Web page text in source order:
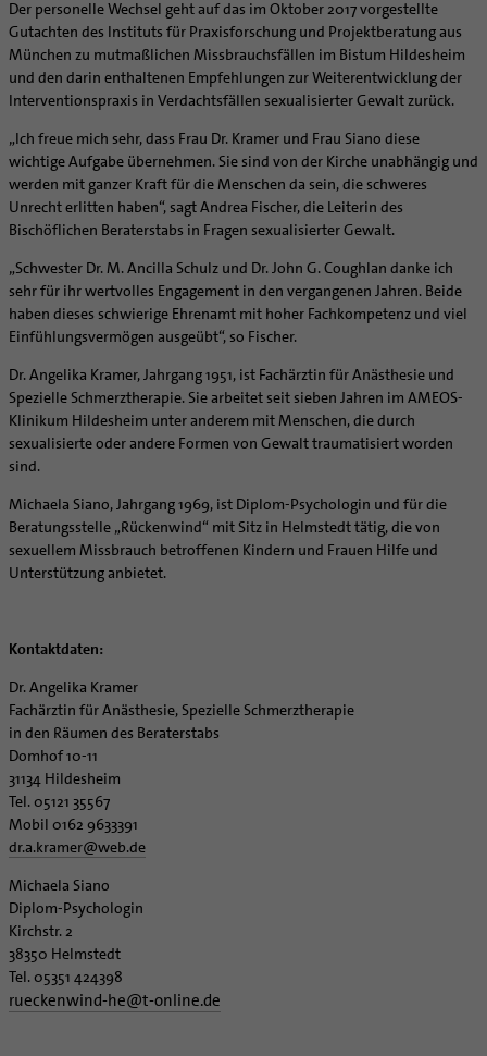
Ehe - Familie - Geschlechtergerechtigkeit
Kategoriale und Diakonale Seelsorge
Notfall
Polizei- und Feuerwehr
Schule
Gefängnisseelsorge
Segensorte
Veranstaltungen
Supervision
Coaching
Aufbrüche in der Kirche
Ehrenamtliche
Verwaltungsbeauftragte / Verwaltungsleitungen in
Pfarrgemeinden
Der personelle Wechsel geht auf das im Oktober 2017 vorgestellte
Gutachten des Instituts für Praxisforschung und Projektberatung aus
München zu mutmaßlichen Missbrauchsfällen im Bistum Hildesheim
und den darin enthaltenen Empfehlungen zur Weiterentwicklung der
Interventionspraxis in Verdachtsfällen sexualisierter Gewalt zurück.
„Ich freue mich sehr, dass Frau Dr. Kramer und Frau Siano diese
wichtige Aufgabe übernehmen. Sie sind von der Kirche unabhängig und
werden mit ganzer Kraft für die Menschen da sein, die schweres
Unrecht erlitten haben“, sagt Andrea Fischer, die Leiterin des
Bischöflichen Beraterstabs in Fragen sexualisierter Gewalt.
„Schwester Dr. M. Ancilla Schulz und Dr. John G. Coughlan danke ich
sehr für ihr wertvolles Engagement in den vergangenen Jahren. Beide
haben dieses schwierige Ehrenamt mit hoher Fachkompetenz und viel
Einfühlungsvermögen ausgeübt“, so Fischer.
Dr. Angelika Kramer, Jahrgang 1951, ist Fachärztin für Anästhesie und
Spezielle Schmerztherapie. Sie arbeitet seit sieben Jahren im AMEOS-
Klinikum Hildesheim unter anderem mit Menschen, die durch
sexualisierte oder andere Formen von Gewalt traumatisiert worden
sind.
Michaela Siano, Jahrgang 1969, ist Diplom-Psychologin und für die
Beratungsstelle „Rückenwind“ mit Sitz in Helmstedt tätig, die von
sexuellem Missbrauch betroffenen Kindern und Frauen Hilfe und
Unterstützung anbietet.
Kontaktdaten:
Dr. Angelika Kramer
Fachärztin für Anästhesie, Spezielle Schmerztherapie
in den Räumen des Beraterstabs
Domhof 10-11
31134 Hildesheim
Tel. 05121 35567
Mobil 0162 9633391
dr.a.kramer@web.de
Michaela Siano
Diplom-Psychologin
Kirchstr. 2
38350 Helmstedt
Tel. 05351 424398
rueckenwind-he@t-online.de